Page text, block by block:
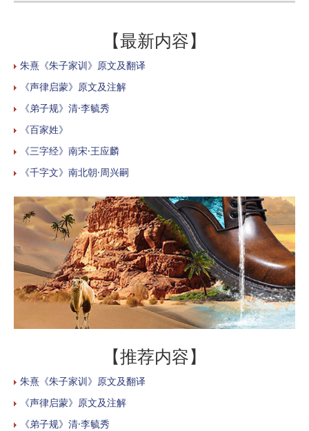
【最新内容】
朱熹《朱子家训》原文及翻译
《声律启蒙》原文及注解
《弟子规》清·李毓秀
《百家姓》
《三字经》南宋·王应麟
《千字文》南北朝·周兴嗣
【推荐内容】
朱熹《朱子家训》原文及翻译
《声律启蒙》原文及注解
《弟子规》清·李毓秀